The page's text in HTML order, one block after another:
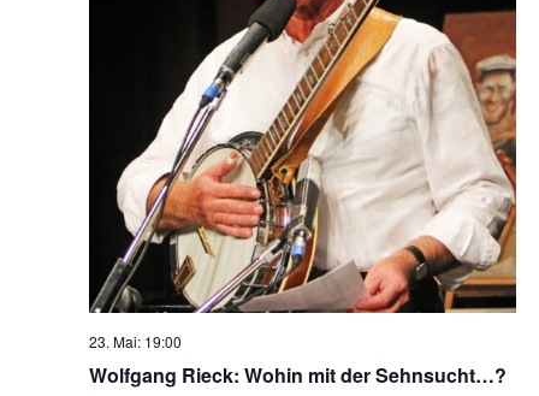
23. Mai: 19:00
Wolfgang Rieck: Wohin mit der Sehnsucht…?